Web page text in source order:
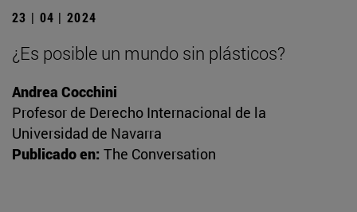
23 | 04 | 2024
¿Es posible un mundo sin plásticos?
Andrea Cocchini
Profesor de Derecho Internacional de la
Universidad de Navarra
Publicado en: The Conversation